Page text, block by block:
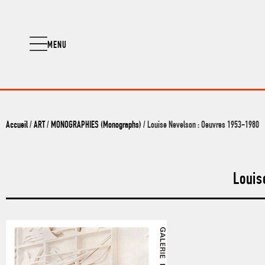
MENU
Accueil/ ART / MONOGRAPHIES (Monographs) / Louise Nevelson : Oeuvres 1953-1980